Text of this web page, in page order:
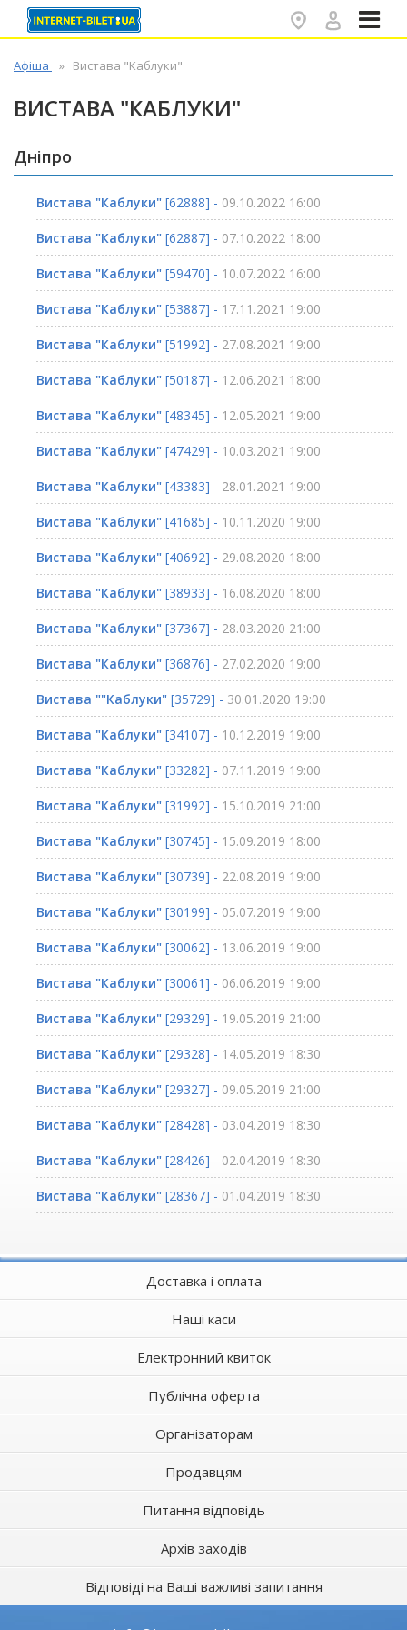
Афіша Вистава "Каблуки"
ВИСТАВА "КАБЛУКИ"
Дніпро
Вистава "Каблуки" [62888] - 09.10.2022 16:00
Вистава "Каблуки" [62887] - 07.10.2022 18:00
Вистава "Каблуки" [59470] - 10.07.2022 16:00
Вистава "Каблуки" [53887] - 17.11.2021 19:00
Вистава "Каблуки" [51992] - 27.08.2021 19:00
Вистава "Каблуки" [50187] - 12.06.2021 18:00
Вистава "Каблуки" [48345] - 12.05.2021 19:00
Вистава "Каблуки" [47429] - 10.03.2021 19:00
Вистава "Каблуки" [43383] - 28.01.2021 19:00
Вистава "Каблуки" [41685] - 10.11.2020 19:00
Вистава "Каблуки" [40692] - 29.08.2020 18:00
Вистава "Каблуки" [38933] - 16.08.2020 18:00
Вистава "Каблуки" [37367] - 28.03.2020 21:00
Вистава "Каблуки" [36876] - 27.02.2020 19:00
Вистава ""Каблуки" [35729] - 30.01.2020 19:00
Вистава "Каблуки" [34107] - 10.12.2019 19:00
Вистава "Каблуки" [33282] - 07.11.2019 19:00
Вистава "Каблуки" [31992] - 15.10.2019 21:00
Вистава "Каблуки" [30745] - 15.09.2019 18:00
Вистава "Каблуки" [30739] - 22.08.2019 19:00
Вистава "Каблуки" [30199] - 05.07.2019 19:00
Вистава "Каблуки" [30062] - 13.06.2019 19:00
Вистава "Каблуки" [30061] - 06.06.2019 19:00
Вистава "Каблуки" [29329] - 19.05.2019 21:00
Вистава "Каблуки" [29328] - 14.05.2019 18:30
Вистава "Каблуки" [29327] - 09.05.2019 21:00
Вистава "Каблуки" [28428] - 03.04.2019 18:30
Вистава "Каблуки" [28426] - 02.04.2019 18:30
Вистава "Каблуки" [28367] - 01.04.2019 18:30
Доставка і оплата
Наші каси
Електронний квиток
Публічна оферта
Організаторам
Продавцям
Питання відповідь
Архів заходів
Відповіді на Ваші важливі запитання